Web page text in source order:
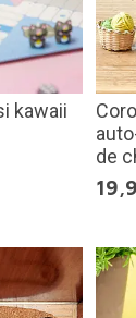
kawaii
de